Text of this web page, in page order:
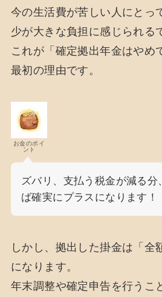
今の生活費が苦しい人にとっ
少が大きな負担に感じられる
これが「確定拠出年金はやめ
最初の理由です。
お金のポイ
ント
ズバリ、支払う税金が減る分
ば確実にプラスになります！
しかし、拠出した掛金は「全
になります。
年末調整や確定申告を行うこ